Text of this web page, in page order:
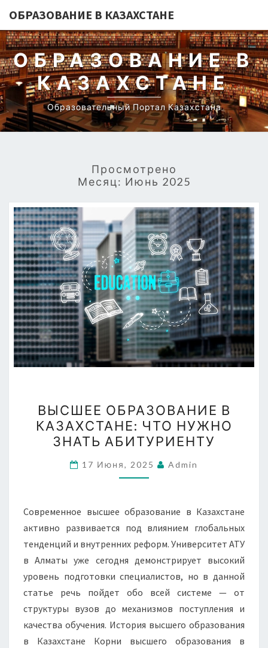
ОБРАЗОВАНИЕ В КАЗАХСТАНЕ
ОБРАЗОВАНИЕ В
КАЗАХСТАНЕ
Образовательный Портал Казахстана
Просмотрено
Месяц: Июнь 2025
ОБРАЗОВАНИЕ
В
КАЗАХСТАНЕ:
ЧТО
НУЖНО
АБИТУРИЕНТУ
ВЫСШЕЕ ОБРАЗОВАНИЕ В
КАЗАХСТАНЕ: ЧТО НУЖНО
ЗНАТЬ АБИТУРИЕНТУ
17 Июня, 2025 Admin
Современное высшее образование в Казахстане
активно развивается под влиянием глобальных
тенденций и внутренних реформ. Университет АТУ
в Алматы уже сегодня демонстрирует высокий
уровень подготовки специалистов, но в данной
статье речь пойдет обо всей системе — от
структуры вузов до механизмов поступления и
качества обучения. История высшего образования
в Казахстане Корни высшего образования в